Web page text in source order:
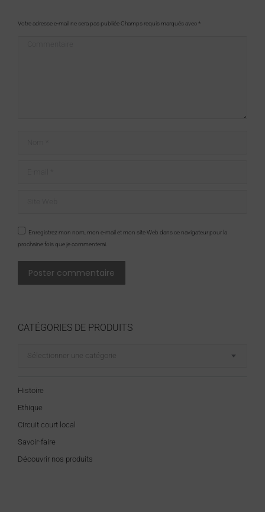
Votre adresse e-mail ne sera pas publiée Champs requis marqués avec*
Enregistrez mon nom, mon e-mail et mon site Web dans ce navigateur pour la
prochaine fois que je commenterai.
Poster commentaire
CATÉGORIES DE PRODUITS
Sélectionner une catégorie
Histoire
Ethique
Circuit court local
Savoir-faire
Découvrir nos produits